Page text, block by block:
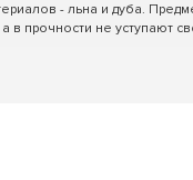
- льна и дуба.
в прочности не уступают